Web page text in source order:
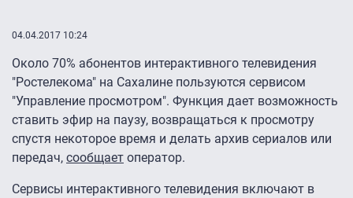
04.04.2017 10:24
Около 70% абонентов интерактивного телевидения
"Ростелекома" на Сахалине пользуются сервисом
"Управление просмотром". Функция дает возможность
ставить эфир на паузу, возвращаться к просмотру
спустя некоторое время и делать архив сериалов или
передач, сообщает оператор.
Сервисы интерактивного телевидения включают в